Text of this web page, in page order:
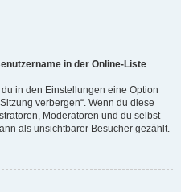
in der Online-Liste
in den Einstellungen eine Option
verbergen“. Wenn du diese
Moderatoren und du selbst
als unsichtbarer Besucher gezählt.